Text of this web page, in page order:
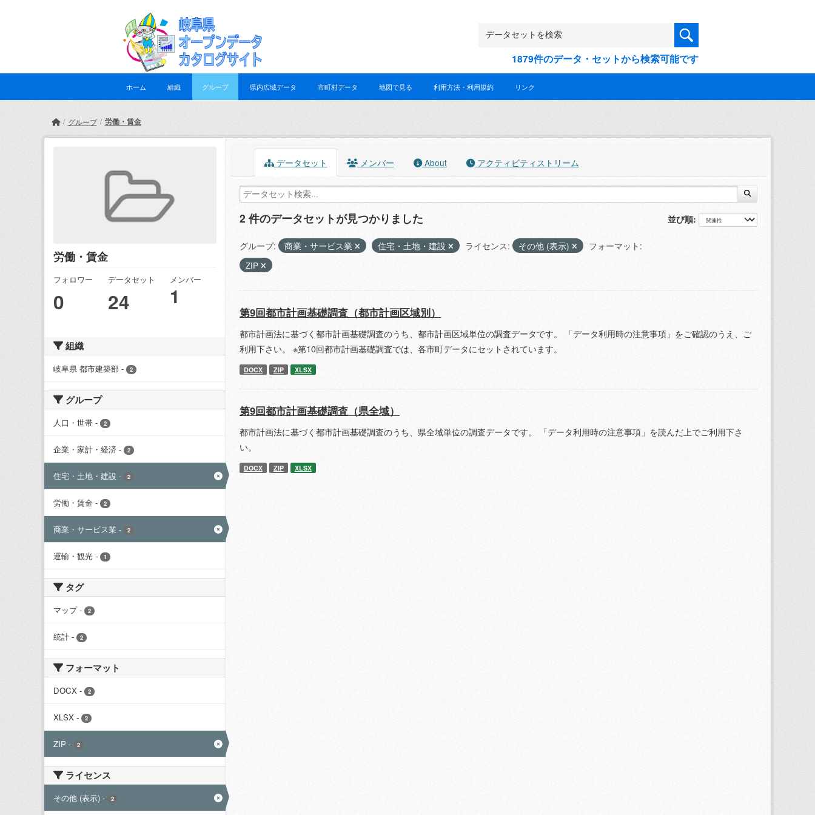
1879件のデータ・セットから検索可能です
ホーム 組織 グループ 県内広域データ 市町村データ 地図で見る 利用方法・利用規約 リンク
グループ 労働・賃金
労働・賃金
フォロワー
0
データセット
24
メンバー
1
組織
岐阜県 都市建築部 - 2
グループ
人口・世帯 - 2
企業・家計・経済 - 2
住宅・土地・建設 - 2
労働・賃金 - 2
商業・サービス業 - 2
運輸・観光 - 1
タグ
マップ - 2
統計 - 2
フォーマット
DOCX - 2
XLSX - 2
ZIP - 2
ライセンス
その他 (表示) - 2
データセット メンバー About アクティビティストリーム
並び順
2 件のデータセットが見つかりました
グループ: 商業・サービス業 住宅・土地・建設 ライセンス: その他 (表示)
フォーマット:
ZIP
第9回都市計画基礎調査（都市計画区域別）
都市計画法に基づく都市計画基礎調査のうち、都市計画区域単位の調査データです。 「データ利用時の注意事項」をご確認のうえ、ご
利用下さい。 ※第10回都市計画基礎調査では、各市町データにセットされています。
DOCX ZIP XLSX
第9回都市計画基礎調査（県全域）
都市計画法に基づく都市計画基礎調査のうち、県全域単位の調査データです。 「データ利用時の注意事項」を読んだ上でご利用下さ
い。
DOCX ZIP XLSX